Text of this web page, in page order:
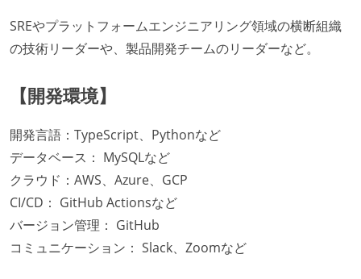
SREやプラットフォームエンジニアリング領域の横断組織
の技術リーダーや、製品開発チームのリーダーなど。
【開発環境】
開発言語：TypeScript、Pythonなど
データベース： MySQLなど
クラウド：AWS、Azure、GCP
CI/CD： GitHub Actionsなど
バージョン管理： GitHub
コミュニケーション： Slack、Zoomなど